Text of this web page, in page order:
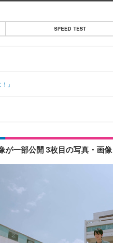
SPEED TEST
」
が一部公開 3枚目の写真・画像